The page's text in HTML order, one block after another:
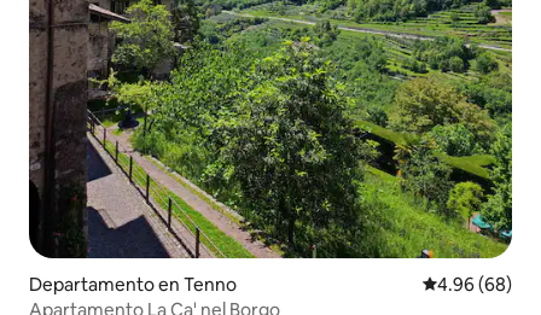
Departamento en Tenno Calificación
4.96 (68)
Apartamento La Ca' nel Borgo